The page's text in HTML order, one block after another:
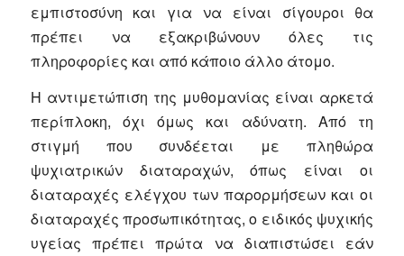
εμπιστοσύνη και για να είναι σίγουροι θα
πρέπει να εξακριβώνουν όλες τις
πληροφορίες και από κάποιο άλλο άτομο.
Η αντιμετώπιση της μυθομανίας είναι αρκετά
περίπλοκη, όχι όμως και αδύνατη. Από τη
στιγμή που συνδέεται με πληθώρα
ψυχιατρικών διαταραχών, όπως είναι οι
διαταραχές ελέγχου των παρορμήσεων και οι
διαταραχές προσωπικότητας, ο ειδικός ψυχικής
υγείας πρέπει πρώτα να διαπιστώσει εάν